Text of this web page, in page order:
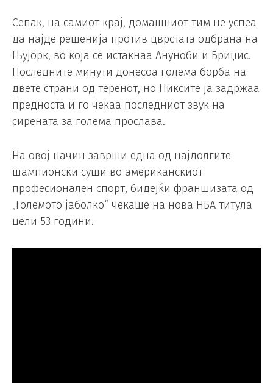
Сепак, на самиот крај, домашниот тим не успеа
да најде решенија против цврстата одбрана на
Њујорк, во која се истакнаа Ануноби и Бриџис.
Последните минути донесоа голема борба на
двете страни од теренот, но Никсите ја задржаа
предноста и го чекаа последниот звук на
сирената за голема прослава.
На овој начин заврши една од најдолгите
шампионски суши во американскиот
професионален спорт, бидејќи франшизата од
„Големото јаболко“ чекаше на нова НБА титула
цели 53 години.